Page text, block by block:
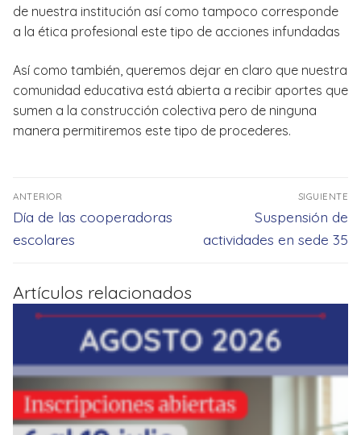
de nuestra institución así como tampoco corresponde
a la ética profesional este tipo de acciones infundadas
Así como también, queremos dejar en claro que nuestra
comunidad educativa está abierta a recibir aportes que
sumen a la construcción colectiva pero de ninguna
manera permitiremos este tipo de procederes.
Navegación
de
entradas
ANTERIOR
Entrada
anterior:
Día de las cooperadoras
escolares
SIGUIENTE
Entrada
siguiente:
Suspensión de
actividades en sede 35
Artículos relacionados